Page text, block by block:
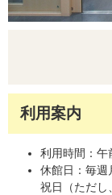
利用案内
利用時間：午
休館日：毎週
祝日（ただし